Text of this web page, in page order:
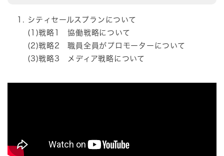
シティセールスプランについて
(1)戦略1 協働戦略について
(2)戦略2 職員全員がプロモーターについて
(3)戦略3 メディア戦略について